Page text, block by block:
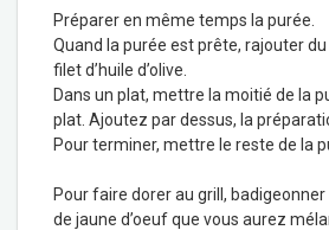
Préparer en même temps la purée.
Quand la purée est prête, rajouter
filet d’huile d’olive.
Dans un plat, mettre la moitié de la
plat. Ajoutez par dessus, la
Pour terminer, mettre le reste de la
Pour faire dorer au grill,
de jaune d’oeuf que vous aurez